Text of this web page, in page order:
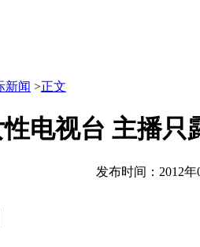
新闻 >正文
电视台 主播只
发布时间：2012年